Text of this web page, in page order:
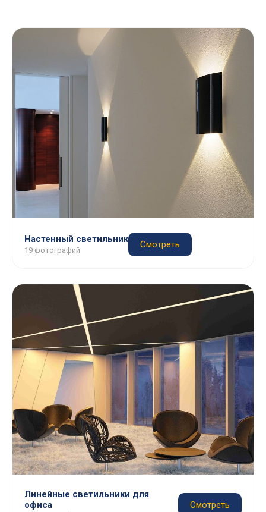
Настенный светильник
19 фотографий
Смотреть
Линейные светильники для
офиса
Смотреть